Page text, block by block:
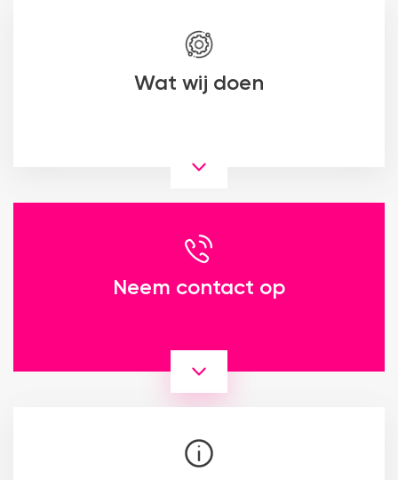
Wat wij doen
Neem contact op